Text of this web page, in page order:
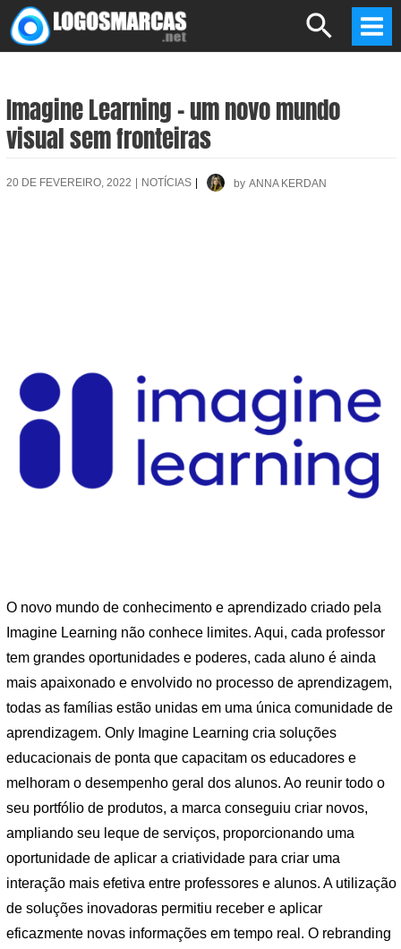
Skip
to
Search
Imagine Learning – um novo mundo
visual sem fronteiras
20 DE FEVEREIRO, 2022 NOTÍCIAS by ANNA KERDAN
O novo mundo de conhecimento e aprendizado criado pela
Imagine Learning não conhece limites. Aqui, cada professor
tem grandes oportunidades e poderes, cada aluno é ainda
mais apaixonado e envolvido no processo de aprendizagem,
todas as famílias estão unidas em uma única comunidade de
aprendizagem. Only Imagine Learning cria soluções
educacionais de ponta que capacitam os educadores e
melhoram o desempenho geral dos alunos. Ao reunir todo o
seu portfólio de produtos, a marca conseguiu criar novos,
ampliando seu leque de serviços, proporcionando uma
oportunidade de aplicar a criatividade para criar uma
interação mais efetiva entre professores e alunos. A utilização
de soluções inovadoras permitiu receber e aplicar
eficazmente novas informações em tempo real. O rebranding